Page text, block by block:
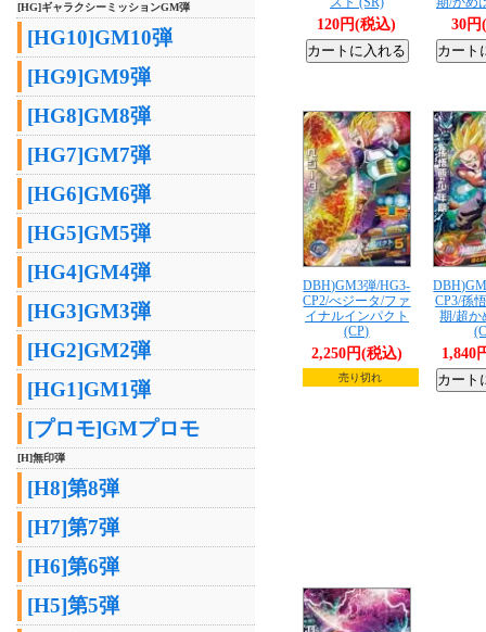
[HG]ギャラクシーミッションGM弾
[HG10]GM10弾
[HG9]GM9弾
[HG8]GM8弾
[HG7]GM7弾
[HG6]GM6弾
[HG5]GM5弾
[HG4]GM4弾
[HG3]GM3弾
[HG2]GM2弾
[HG1]GM1弾
[プロモ]GMプロモ
[H]無印弾
[H8]第8弾
[H7]第7弾
[H6]第6弾
[H5]第5弾
120円(税込) 30円
DBH)GM3弾/HG3-
CP2/べジータ/ファ
イナルインパクト
(CP)
2,250円(税込)
売り切れ
CP3/孫
期/超か
1,840